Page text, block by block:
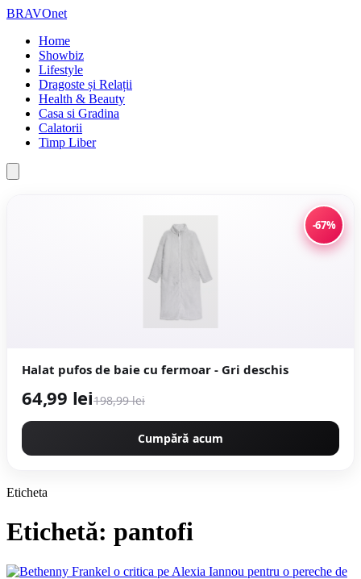
BRAVOnet
Home
Showbiz
Lifestyle
Dragoste și Relații
Health & Beauty
Casa si Gradina
Calatorii
Timp Liber
-67%
Halat pufos de baie cu fermoar - Gri deschis
64,99 lei198,99 lei
Cumpără acum
Eticheta
Etichetă: pantofi